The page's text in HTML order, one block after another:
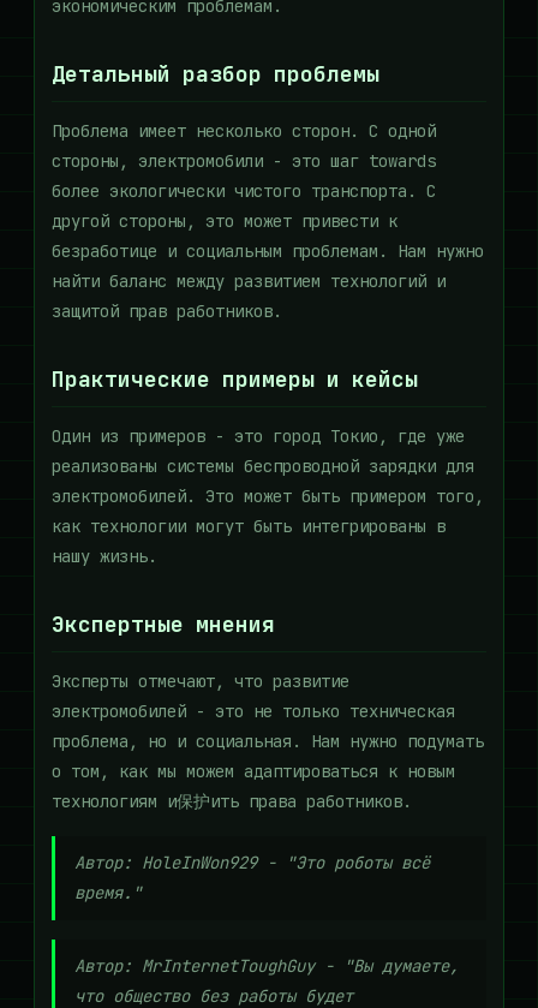
экономическим проблемам.
Детальный разбор проблемы
Проблема имеет несколько сторон. С одной
стороны, электромобили - это шаг towards
более экологически чистого транспорта. С
другой стороны, это может привести к
безработице и социальным проблемам. Нам нужно
найти баланс между развитием технологий и
защитой прав работников.
Практические примеры и кейсы
Один из примеров - это город Токио, где уже
реализованы системы беспроводной зарядки для
электромобилей. Это может быть примером того,
как технологии могут быть интегрированы в
нашу жизнь.
Экспертные мнения
Эксперты отмечают, что развитие
электромобилей - это не только техническая
проблема, но и социальная. Нам нужно подумать
о том, как мы можем адаптироваться к новым
технологиям и保护ить права работников.
Автор: HoleInWon929 - "Это роботы всё
время."
Автор: MrInternetToughGuy - "Вы думаете,
что общество без работы будет